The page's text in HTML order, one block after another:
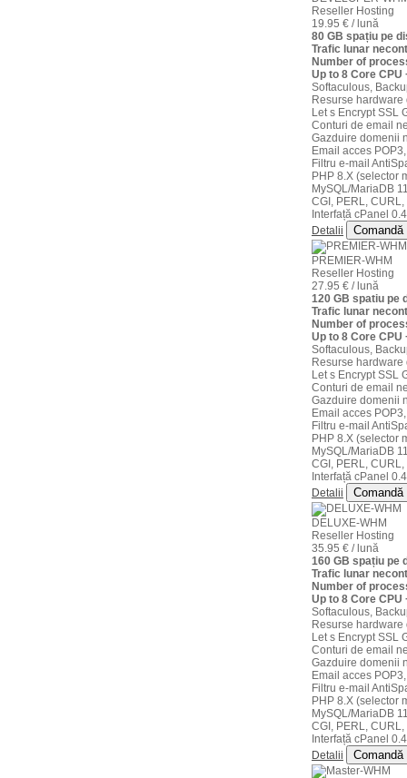
Reseller Hosting
19.95 € / lună
80 GB spațiu pe
Trafic lunar
Number of
Up to 8 Core CPU
Softaculous,
Resurse hardware
Let s Encrypt SSL
Conturi de email
Gazduire domenii
Email acces
Filtru e-mail
PHP 8.X (selector
MySQL/MariaDB
CGI, PERL,
Interfață cPanel
Detalii
Comandă
PREMIER-WHM
Reseller Hosting
27.95 € / lună
120 GB spatiu pe
Trafic lunar
Number of
Up to 8 Core CPU
Softaculous,
Resurse hardware
Let s Encrypt SSL
Conturi de email
Gazduire domenii
Email acces
Filtru e-mail
PHP 8.X (selector
MySQL/MariaDB
CGI, PERL,
Interfață cPanel
Detalii
Comandă
DELUXE-WHM
Reseller Hosting
35.95 € / lună
160 GB spațiu pe
Trafic lunar
Number of
Up to 8 Core CPU
Softaculous,
Resurse hardware
Let s Encrypt SSL
Conturi de email
Gazduire domenii
Email acces
Filtru e-mail
PHP 8.X (selector
MySQL/MariaDB
CGI, PERL,
Interfață cPanel
Detalii
Comandă